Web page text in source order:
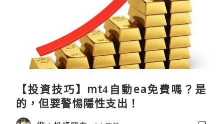
【投資技巧】mt4自動ea免費嗎？是
的，但要警惕隱性支出！